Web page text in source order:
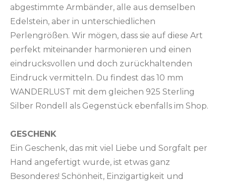
abgestimmte Armbänder, alle aus demselben
Edelstein, aber in unterschiedlichen
Perlengrößen. Wir mögen, dass sie auf diese Art
perfekt miteinander harmonieren und einen
eindrucksvollen und doch zurückhaltenden
Eindruck vermitteln. Du findest das 10 mm
WANDERLUST mit dem gleichen 925 Sterling
Silber Rondell als Gegenstück ebenfalls im Shop.
GESCHENK
Ein Geschenk, das mit viel Liebe und Sorgfalt per
Hand angefertigt wurde, ist etwas ganz
Besonderes! Schönheit, Einzigartigkeit und